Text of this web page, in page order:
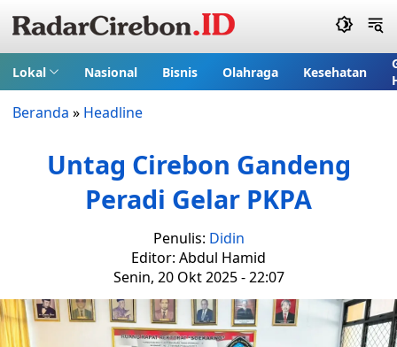
Lokal Nasional Bisnis Olahraga Kesehatan
Beranda » Headline
Untag Cirebon Gandeng
Peradi Gelar PKPA
Penulis: Didin
Editor: Abdul Hamid
Senin, 20 Okt 2025 - 22:07